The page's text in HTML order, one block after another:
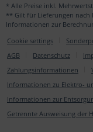
* Alle Preise inkl.
** Gilt für Lieferungen nach
Informationen zur
Cookie settings
AGB
Datenschutz
Zahlungsinformationen
Informationen zu Elektro-
Informationen zur
Getrennte Ausweisung der